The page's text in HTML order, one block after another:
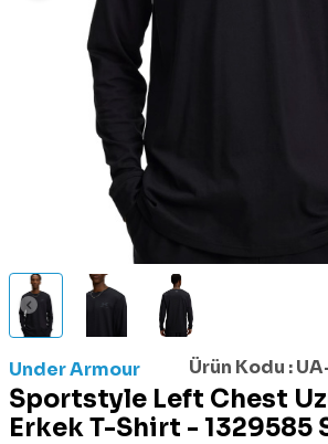
Under Armour Ürün Kodu :
Sportstyle Left Chest
Erkek T-Shirt - 1329585